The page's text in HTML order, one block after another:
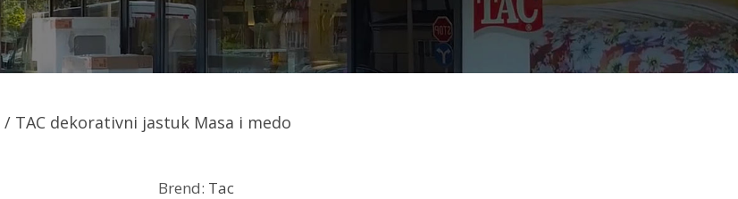
/ TAC dekorativni jastuk Masa i medo
Brend: Tac